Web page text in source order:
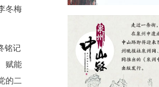
冬梅
铭记
赋能
的二